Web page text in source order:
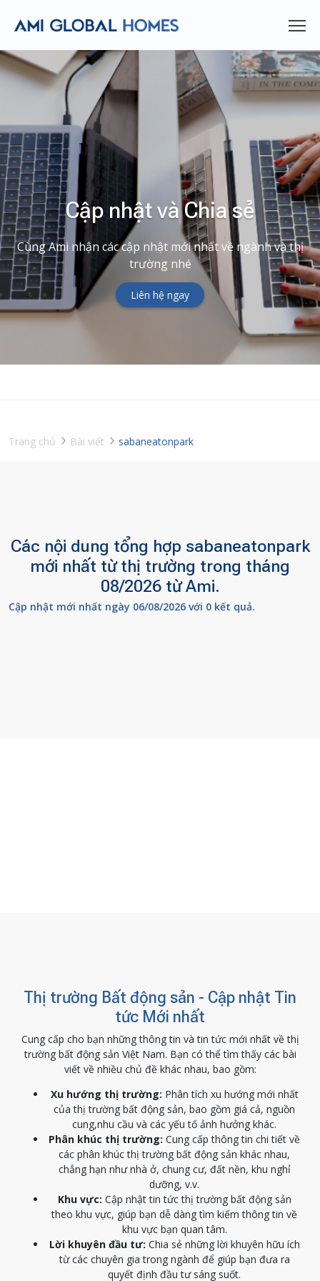
Cập nhật và Chia sẻ
Cùng Ami nhận các cập nhật mới nhất về ngành và thị
trường nhé
Liên hệ ngay
Trang chủ Bài viết sabaneatonpark
Các nội dung tổng hợp sabaneatonpark
mới nhất từ thị trường trong tháng
08/2026 từ Ami.
Cập nhật mới nhất ngày 06/08/2026 với 0 kết quả.
Thị trường Bất động sản - Cập nhật Tin
tức Mới nhất
Cung cấp cho bạn những thông tin và tin tức mới nhất về thị
trường bất động sản Việt Nam. Bạn có thể tìm thấy các bài
viết về nhiều chủ đề khác nhau, bao gồm:
Xu hướng thị trường: Phân tích xu hướng mới nhất
của thị trường bất động sản, bao gồm giá cả, nguồn
cung,nhu cầu và các yếu tố ảnh hưởng khác.
Phân khúc thị trường: Cung cấp thông tin chi tiết về
các phân khúc thị trường bất động sản khác nhau,
chẳng hạn như nhà ở, chung cư, đất nền, khu nghỉ
dưỡng, v.v.
Khu vực: Cập nhật tin tức thị trường bất động sản
theo khu vực, giúp bạn dễ dàng tìm kiếm thông tin về
khu vực bạn quan tâm.
Lời khuyên đầu tư: Chia sẻ những lời khuyên hữu ích
từ các chuyên gia trong ngành để giúp bạn đưa ra
quyết định đầu tư sáng suốt.